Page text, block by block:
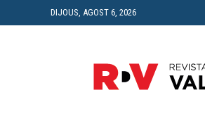
DIJOUS, AGOST 6, 2026
Digital
del